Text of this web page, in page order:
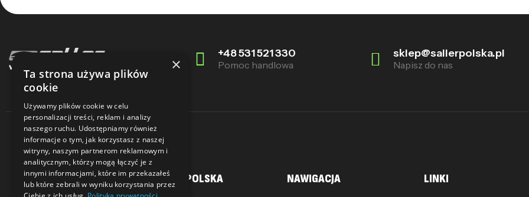
+48 531 521 330
Pomoc handlowa
sklep@sallerpolska.pl
Napisz do nas
MOJE KONTO SALLER POLSKA NAWIGACJA LINKI
×
Ta strona używa plików
cookie
Używamy plików cookie w celu
personalizacji treści, reklam i analizy
naszego ruchu. Udostępniamy również
informacje o tym, jak korzystasz z naszej
witryny, naszym partnerom reklamowym i
analitycznym, którzy mogą łączyć je z
innymi informacjami, które im przekazałeś
lub które zebrali w wyniku korzystania przez